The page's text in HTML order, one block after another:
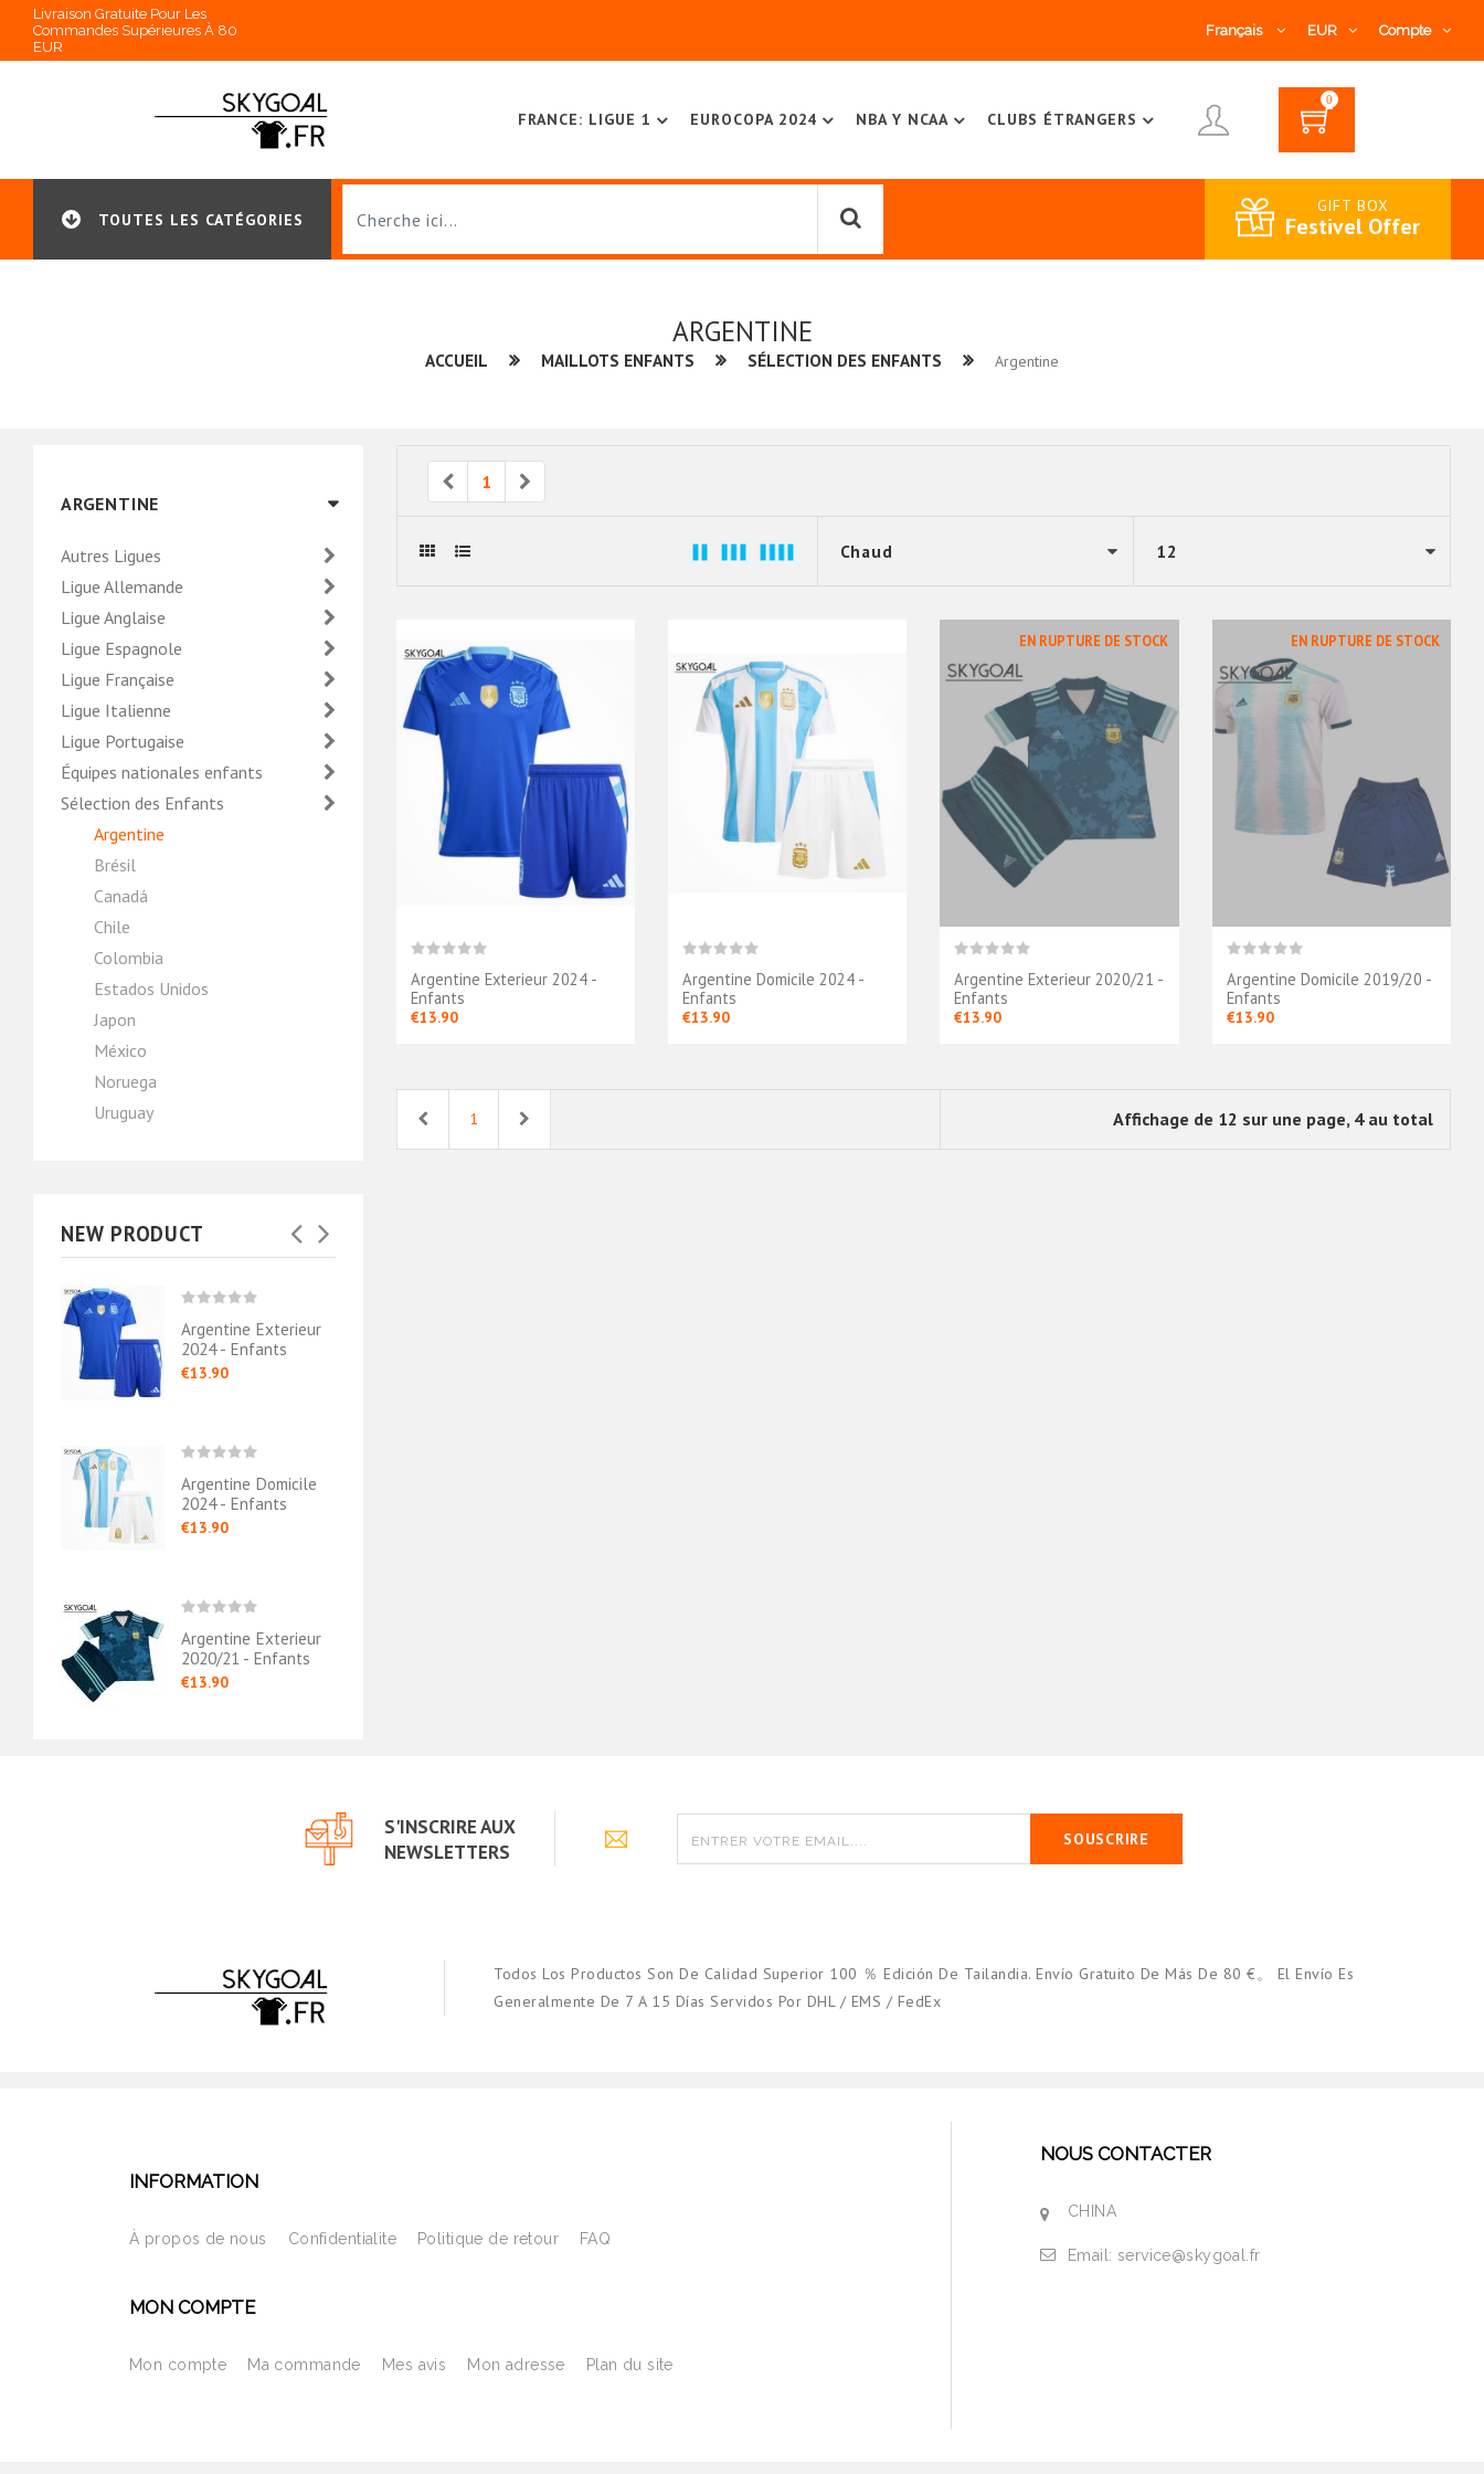
Livraison Gratuite Pour Les
Commandes Supérieures À 80
EUR
Français EUR Compte
FRANCE: LIGUE 1 EUROCOPA 2024 NBA Y NCAA CLUBS ÉTRANGERS
0
TOUTES LES CATÉGORIES
GIFT BOX
Festivel Offer
ARGENTINE
ACCUEIL MAILLOTS ENFANTS SÉLECTION DES ENFANTS Argentine
ARGENTINE
Autres Ligues
Ligue Allemande
Ligue Anglaise
Ligue Espagnole
Ligue Française
Ligue Italienne
Ligue Portugaise
Équipes nationales enfants
Sélection des Enfants
Argentine
Brésil
Canadá
Chile
Colombia
Estados Unidos
Japon
México
Noruega
Uruguay
NEW PRODUCT
Argentine Exterieur
2024 - Enfants
€13.90
Argentine Domicile
2024 - Enfants
€13.90
Argentine Exterieur
2020/21 - Enfants
€13.90
Previous
1 Next
Argentine Exterieur 2024 -
Enfants
€13.90
Argentine Domicile 2024 -
Enfants
€13.90
EN RUPTURE DE STOCK
Argentine Exterieur 2020/21 -
Enfants
€13.90
EN RUPTURE DE STOCK
Argentine Domicile 2019/20 -
Enfants
€13.90
Previous1 Next Affichage de 12 sur une page, 4 au total
S'INSCRIRE AUX
NEWSLETTERS
SOUSCRIRE
Todos Los Productos Son De Calidad Superior 100 ％ Edición De Tailandia. Envío Gratuito De Más De 80 €。 El Envío Es
Generalmente De 7 A 15 Días Servidos Por DHL / EMS / FedEx
INFORMATION
À propos de nous Confidentialite Politique de retour FAQ
MON COMPTE
Mon compte Ma commande Mes avis Mon adresse Plan du site
NOUS CONTACTER
CHINA
Email: service@skygoal.fr